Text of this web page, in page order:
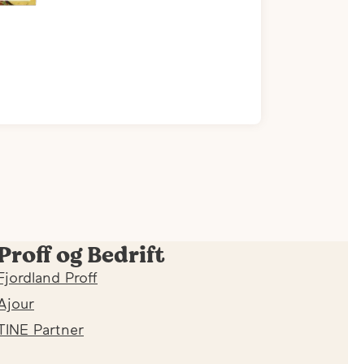
og Bedrift
Proff
Partner